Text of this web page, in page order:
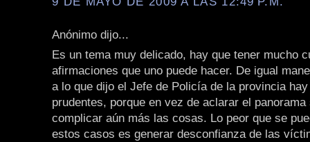
Anónimo dijo...
Es un tema muy delicado, hay que tener mucho
afirmaciones que uno puede hacer. De igual
a lo que dijo el Jefe de Policía de la provincia
prudentes, porque en vez de aclarar el panorama
complicar aún más las cosas. Lo peor que se
estos casos es generar desconfianza de las